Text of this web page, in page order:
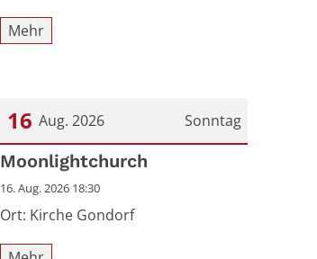
Mehr
Sonntag
16 Aug. 2026
Datum: 16. August 2026
Moonlightchurch
16. Aug. 2026 18:30
Ort: Kirche Gondorf